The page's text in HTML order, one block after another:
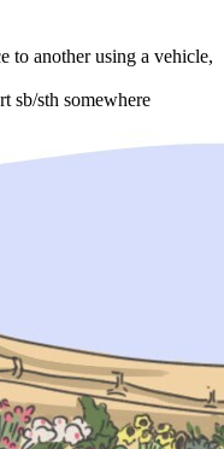
to another using a vehicle,
sb/sth somewhere